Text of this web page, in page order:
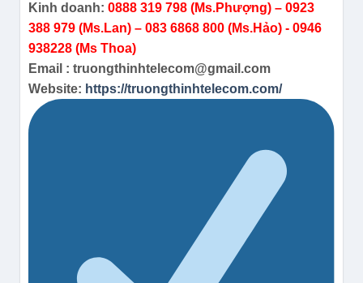
Kinh doanh: 0888 319 798 (Ms.Phượng) – 0923
388 979 (Ms.Lan) – 083 6868 800 (Ms.Hảo) - 0946
938228 (Ms Thoa)
Email : truongthinhtelecom@gmail.com
Website: https://truongthinhtelecom.com/